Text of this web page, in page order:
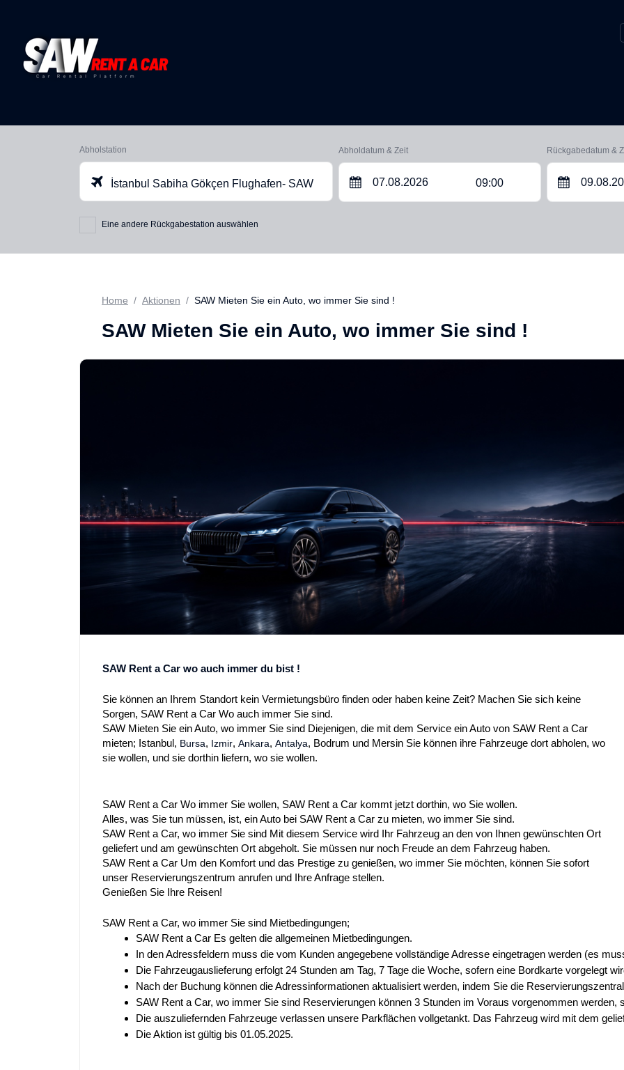
Abholstation
İstanbul Sabiha Gökçen Flughafen- SAW
Eine andere Rückgabestation auswählen
Abholdatum & Zeit
09:00
Rückgabedatum &
Home Aktionen SAW Mieten Sie ein Auto, wo immer Sie sind !
SAW Mieten Sie ein Auto, wo immer Sie sind !
SAW Rent a Car wo auch immer du bist !
Sie können an Ihrem Standort kein Vermietungsbüro finden oder haben keine Zeit? Machen Sie sich keine
Sorgen, SAW Rent a Car Wo auch immer Sie sind.
SAW Mieten Sie ein Auto, wo immer Sie sind Diejenigen, die mit dem Service ein Auto von SAW Rent a Car
mieten; Istanbul, Bursa, Izmir, Ankara, Antalya, Bodrum und Mersin Sie können ihre Fahrzeuge dort abholen, wo
sie wollen, und sie dorthin liefern, wo sie wollen.
SAW Rent a Car Wo immer Sie wollen, SAW Rent a Car kommt jetzt dorthin, wo Sie wollen.
Alles, was Sie tun müssen, ist, ein Auto bei SAW Rent a Car zu mieten, wo immer Sie sind.
SAW Rent a Car, wo immer Sie sind Mit diesem Service wird Ihr Fahrzeug an den von Ihnen gewünschten Ort
geliefert und am gewünschten Ort abgeholt. Sie müssen nur noch Freude an dem Fahrzeug haben.
SAW Rent a Car Um den Komfort und das Prestige zu genießen, wo immer Sie möchten, können Sie sofort
unser Reservierungszentrum anrufen und Ihre Anfrage stellen.
Genießen Sie Ihre Reisen!
SAW Rent a Car, wo immer Sie sind Mietbedingungen;
SAW Rent a Car Es gelten die allgemeinen Mietbedingungen.
In den Adressfeldern muss die vom Kunden angegebene vollständige Adresse eingetragen werden (es
Die Fahrzeugauslieferung erfolgt 24 Stunden am Tag, 7 Tage die Woche, sofern eine Bordkarte vorgelegt
Nach der Buchung können die Adressinformationen aktualisiert werden, indem Sie die
SAW Rent a Car, wo immer Sie sind Reservierungen können 3 Stunden im Voraus vorgenommen werden,
Die auszuliefernden Fahrzeuge verlassen unsere Parkflächen vollgetankt. Das Fahrzeug wird mit dem
Die Aktion ist gültig bis 01.05.2025.